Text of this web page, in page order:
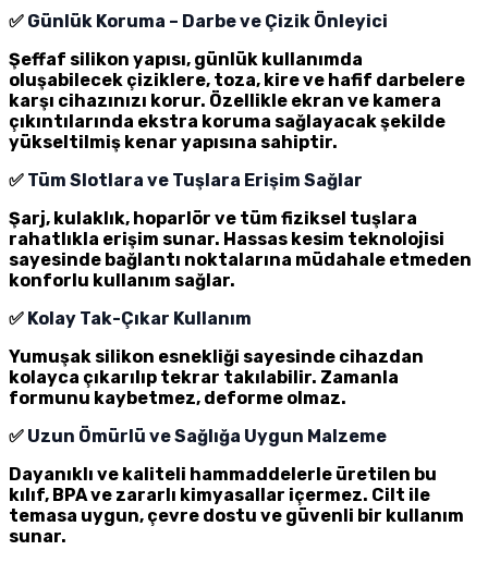
✅ Günlük Koruma – Darbe ve Çizik Önleyici
Şeffaf silikon yapısı, günlük kullanımda
oluşabilecek çiziklere, toza, kire ve hafif darbelere
karşı cihazınızı korur. Özellikle ekran ve kamera
çıkıntılarında ekstra koruma sağlayacak şekilde
yükseltilmiş kenar yapısına sahiptir.
✅ Tüm Slotlara ve Tuşlara Erişim Sağlar
Şarj, kulaklık, hoparlör ve tüm fiziksel tuşlara
rahatlıkla erişim sunar. Hassas kesim teknolojisi
sayesinde bağlantı noktalarına müdahale etmeden
konforlu kullanım sağlar.
✅ Kolay Tak-Çıkar Kullanım
Yumuşak silikon esnekliği sayesinde cihazdan
kolayca çıkarılıp tekrar takılabilir. Zamanla
formunu kaybetmez, deforme olmaz.
✅ Uzun Ömürlü ve Sağlığa Uygun Malzeme
Dayanıklı ve kaliteli hammaddelerle üretilen bu
kılıf, BPA ve zararlı kimyasallar içermez. Cilt ile
temasa uygun, çevre dostu ve güvenli bir kullanım
sunar.